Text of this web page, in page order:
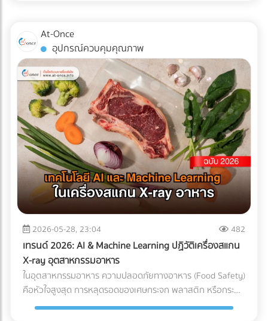
หรือรถตอกเสาเข็ม จมน้ำ นี่คือกรณีศึกษาและบทเรียนการจัดการ
พื้นที่ก่อสร้าง ว่าด้วย วิธีป้องกันเครื่องจักรเสียหายจากน้ำท่วม
ด้วยการวาง ระบบระบายน้ำ (Drainage System) อย่างมืออาชีพ
ปัญหาและความท้าทายของพื้นที่ลุ่มต่ำ ไซต์งานในพื้นที่ลุ่มต่ำมัก
เผชิญกับสภาพดินเหนียวที่อุ้มน้ำ (ไม่ซึมน้ำ) และมีระดับน้ำใต้ดิน
สูง เมื่อเกิดฝนตกหนัก น้ำจะขังตัวอย่างรวดเร็ว ทำให้ดินทรุดตัว
เครื่องจักรหนักติดหล่ม และเกิด Downtime หรือเวลาที่สูญเปล่า
ของโครงการที่ประเมินค่าไม่ได้ กล่าวคือ ปัญหาน้ำท่วมขังในพื้นที่
ลุ่มต่ำ ไม่ได้สร้างความเสียหายแค่ค่าซ่อมบำรุงเครื่องจักรเท่านั้น
แต่ทุกชั่วโมงที่รถขุดหรือรถเบคโฮต้องจอดนิ่งสนิท นั่นหมายถึง
ค่าแรงคนงานที่เสียเปล่า ค่าเช่าเครื่องจักรที่บานปลาย และความ
เสี่ยงที่จะโดนค่าปรับจากความล่าช้าในการส่งมอบโครงการ การ
ลงทุนวางระบบระบายน้ำที่ได้มาตรฐานตั้งแต่เนิ่นๆ จึงเป็นการซื้อ
ความเสี่ยงที่คุ้มค่าที่สุด กรณีศึกษาจำลอง: การวางระบบระบาย
น้ำพื้นที่ก่อสร้าง ในการแก้ปัญหาไซต์งานพื้นที่เสี่ยง บริษัทผู้รับ
เหมางานโยธาระบายน้ำ จะแบ่งการทำงานออกเป็น 2 เฟสหลัก:
เฟสที่ 1: การสำรวจและประเมินพื้นที่ (Site Assessment) ทีม
วิศวกรทำการสำรวจแผนที่ความสูง (Topographic Survey)
เพื่อหาจุดต่ำสุดของพื้นที่ และประเมินทิศทางการไหลของน้ำตาม
ธรรมชาติ เฟสที่ 2: การออกแบบและติดตั้งระบบระบายน้ำ
At-Once
อุปกรณ์ควบคุมคุณภาพ
2026-05-28, 23:04 482
เทรนด์ 2026: AI & Machine Learning ปฏิวัติเครื่องสแกน
X-ray อุตสาหกรรมอาหาร
ในอุตสาหกรรมอาหาร ความปลอดภัยทางอาหาร (Food Safety)
คือหัวใจสูงสุด การหลุดรอดของเศษกระจก พลาสติก หรือกระดูก
ชิ้นเล็กๆ เพียงชิ้นเดียว อาจนำไปสู่การเรียกคืนสินค้า (Product